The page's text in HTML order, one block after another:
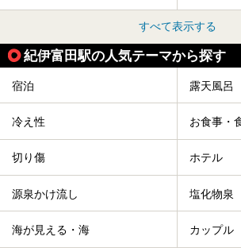
すべて表示する
紀伊富田駅の人気テーマから探す
宿泊 露天風呂
冷え性 お食事・
切り傷 ホテル
源泉かけ流し 塩化物泉
海が見える・海 カップル